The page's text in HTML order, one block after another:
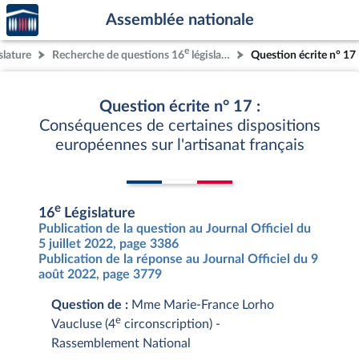
Aller au contenu
Aller en bas de la page
Accèder
à la
page
d'accueil
Assemblée nationale
Recherche de questions 16e législature Question écrite n° 17
Question écrite n° 17 :
Conséquences de certaines dispositions
européennes sur l'artisanat français
16e Législature
Publication de la question au Journal Officiel du
5 juillet 2022, page 3386
Publication de la réponse au Journal Officiel du 9
août 2022, page 3779
Question de : Mme Marie-France Lorho
Vaucluse (4e circonscription) -
Rassemblement National